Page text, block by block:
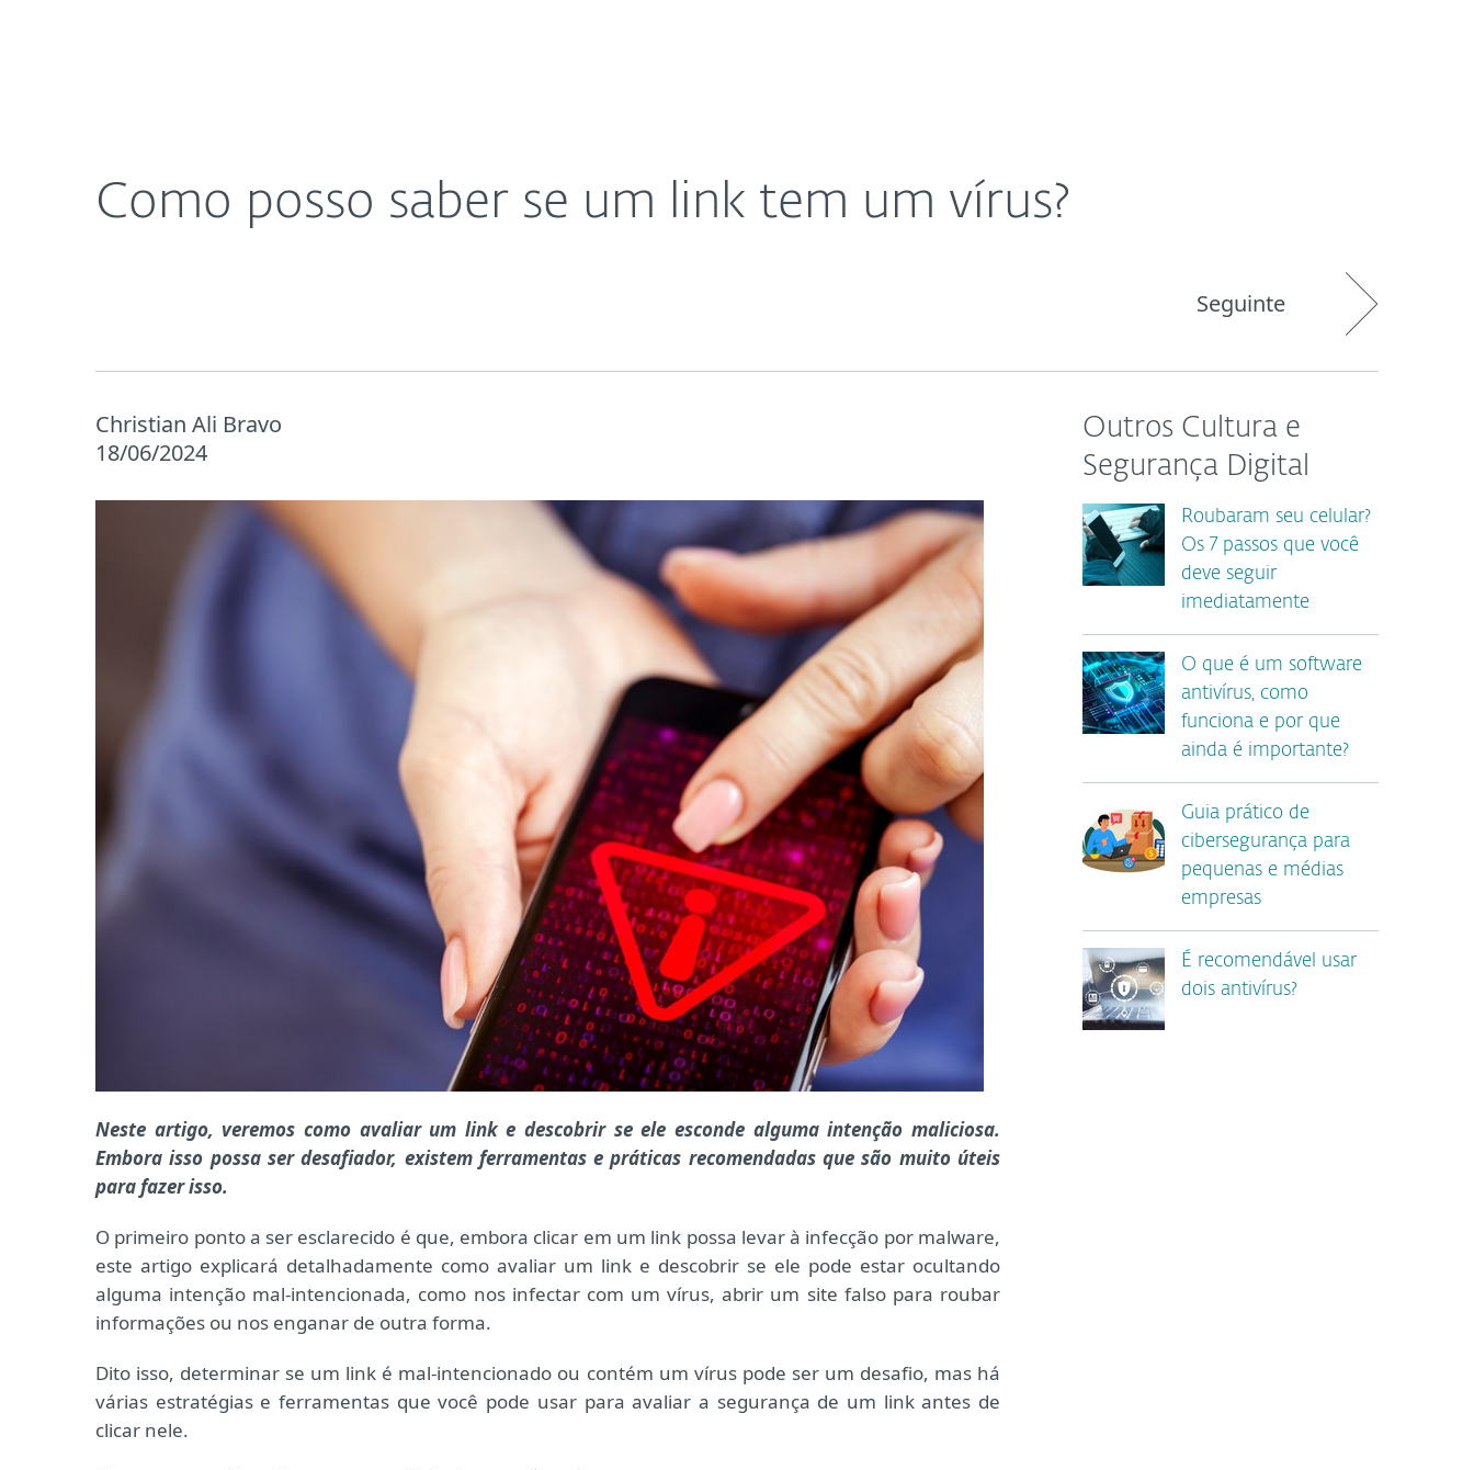
Como posso saber se um link tem um vírus?
Seguinte
Christian Ali Bravo
18/06/2024
Neste artigo, veremos como avaliar um link e descobrir se ele esconde alguma intenção maliciosa.
Embora isso possa ser desafiador, existem ferramentas e práticas recomendadas que são muito úteis
para fazer isso.
O primeiro ponto a ser esclarecido é que, embora clicar em um link possa levar à infecção por malware,
este artigo explicará detalhadamente como avaliar um link e descobrir se ele pode estar ocultando
alguma intenção mal-intencionada, como nos infectar com um vírus, abrir um site falso para roubar
informações ou nos enganar de outra forma.
Dito isso, determinar se um link é mal-intencionado ou contém um vírus pode ser um desafio, mas há
várias estratégias e ferramentas que você pode usar para avaliar a segurança de um link antes de
clicar nele.
Outros Cultura e
Segurança Digital
Roubaram seu celular?
Os 7 passos que você
deve seguir
imediatamente
O que é um software
antivírus, como
funciona e por que
ainda é importante?
Guia prático de
cibersegurança para
pequenas e médias
empresas
É recomendável usar
dois antivírus?